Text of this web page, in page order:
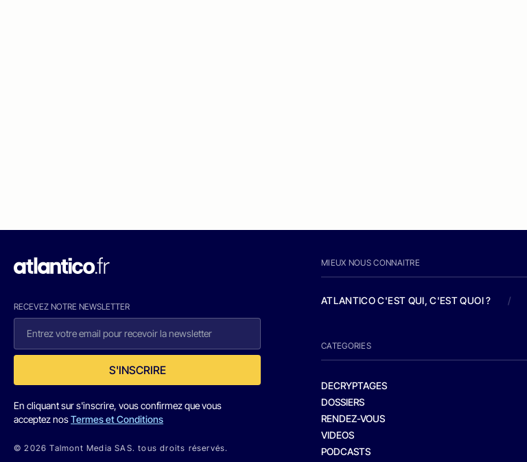
RECEVEZ NOTRE NEWSLETTER
S'INSCRIRE
En cliquant sur s'inscrire, vous confirmez que vous
acceptez nosTermes et Conditions
© 2026 Talmont Media SAS. tous droits réservés.
MIEUX NOUS CONNAITRE
ATLANTICO C'EST QUI, C'EST QUOI ? /
CATEGORIES
DECRYPTAGES
DOSSIERS
RENDEZ-VOUS
VIDEOS
PODCASTS